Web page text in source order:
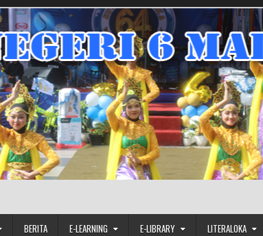
BERITA E-LEARNING E-LIBRARY LITERALOKA